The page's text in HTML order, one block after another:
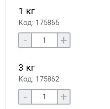
1 кг
Код: 175865
- +
3 кг
Код: 175862
- +